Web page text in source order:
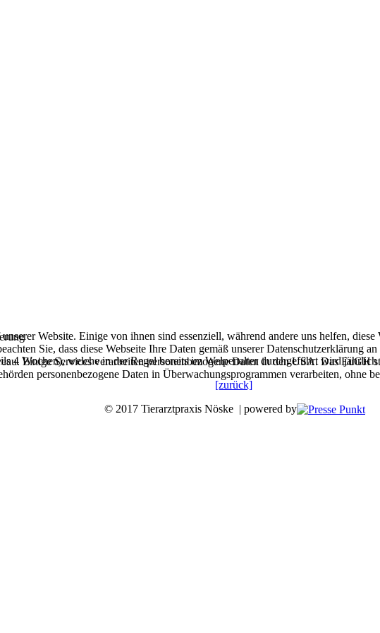
4 Wochen), welche in der Regel bereits im Welpenalter durchgeführt wird jährlich
[zurück]
© 2017 Tierarztpraxis Nöske | powered by
Website. Einige von ihnen sind essenziell, während andere uns helfen,
Sie, dass diese Webseite Ihre Daten gemäß unserer Datenschutzerklärung
Einige Services verarbeiten personenbezogene Daten in den USA. Das
personenbezogene Daten in Überwachungsprogrammen verarbeiten, ohne